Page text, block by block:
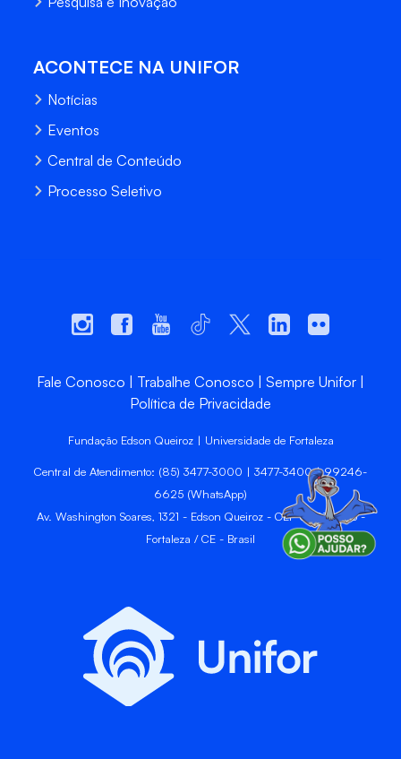
ACONTECE NA UNIFOR
Notícias
Eventos
Central de Conteúdo
Processo Seletivo
Fale Conosco Trabalhe Conosco
Sempre Unifor
Política de Privacidade
Fundação Edson Queiroz | Universidade de Fortaleza
Central de Atendimento: (85) 3477-3000 | 3477-3400 | 99246-
6625 (WhatsApp)
Av. Washington Soares, 1321 - Edson Queiroz - CEP 60811-905 -
Fortaleza / CE - Brasil